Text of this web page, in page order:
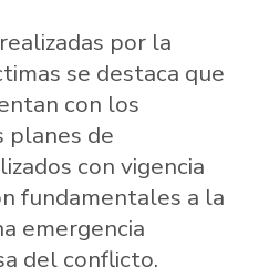
por la
se destaca que
con los
planes de
con vigencia
fundamentales a la
emergencia
del conflicto.